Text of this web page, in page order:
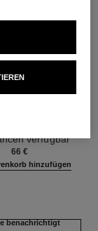
mit Natürlichem
Reisegrösse
verfügbar
66 €
hinzufügen
benachrichtigt